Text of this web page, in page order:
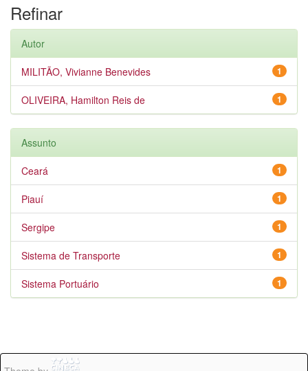
Refinar
Autor
1
MILITÃO, Vivianne Benevides
1
OLIVEIRA, Hamilton Reis de
Assunto
1
Ceará
1
Piauí
1
Sergipe
1
Sistema de Transporte
1
Sistema Portuário